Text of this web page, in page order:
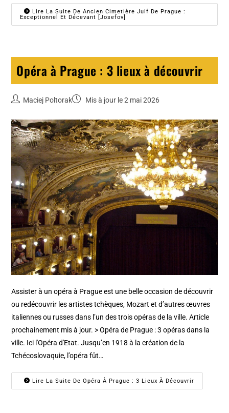
Lire La Suite De Ancien Cimetière Juif De Prague :
Exceptionnel Et Décevant [Josefov]
Opéra à Prague : 3 lieux à découvrir
Maciej Poltorak Mis à jour le 2 mai 2026
Assister à un opéra à Prague est une belle occasion de découvrir
ou redécouvrir les artistes tchèques, Mozart et d’autres œuvres
italiennes ou russes dans l’un des trois opéras de la ville. Article
prochainement mis à jour. > Opéra de Prague : 3 opéras dans la
ville. Ici l'Opéra d'Etat. Jusqu’en 1918 à la création de la
Tchécoslovaquie, l’opéra fût…
Lire La Suite De Opéra À Prague : 3 Lieux À Découvrir